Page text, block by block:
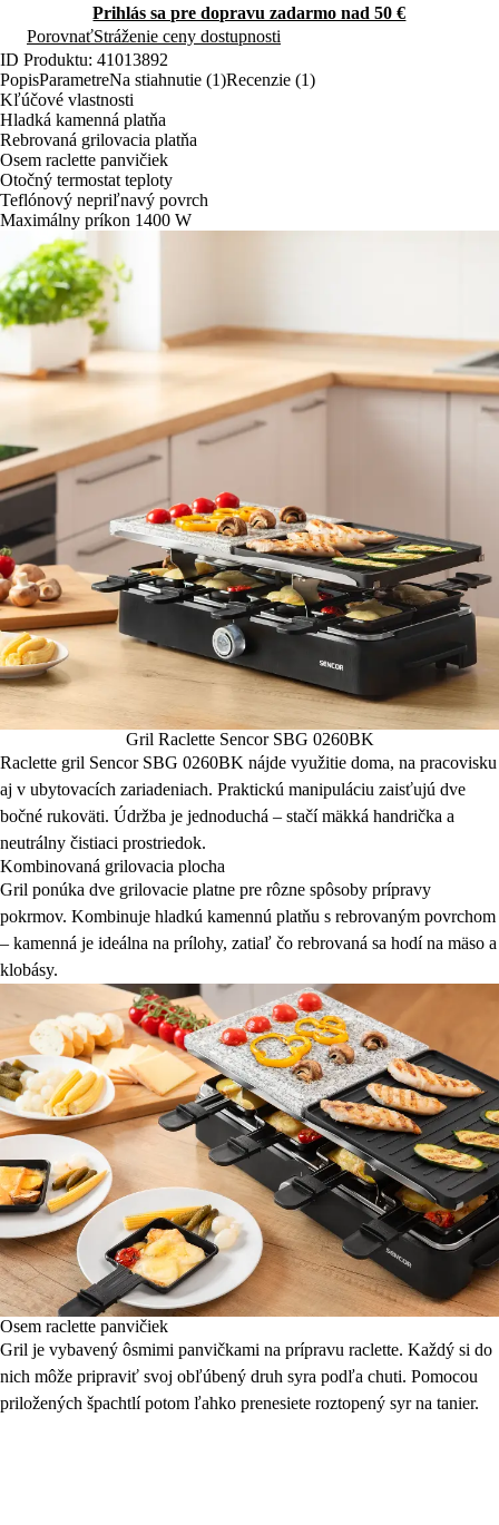
Prihlás sa pre dopravu zadarmo nad 50 €
PorovnaťStráženie ceny dostupnosti
ID Produktu: 41013892
PopisParametreNa stiahnutie (1)Recenzie (1)
Kľúčové vlastnosti
Hladká kamenná platňa
Rebrovaná grilovacia platňa
Osem raclette panvičiek
Otočný termostat teploty
Teflónový nepriľnavý povrch
Maximálny príkon 1400 W
Gril Raclette Sencor SBG 0260BK
Raclette gril Sencor SBG 0260BK nájde využitie doma, na pracovisku
aj v ubytovacích zariadeniach. Praktickú manipuláciu zaisťujú dve
bočné rukoväti. Údržba je jednoduchá – stačí mäkká handrička a
neutrálny čistiaci prostriedok.
Kombinovaná grilovacia plocha
Gril ponúka dve grilovacie platne pre rôzne spôsoby prípravy
pokrmov. Kombinuje hladkú kamennú platňu s rebrovaným povrchom
– kamenná je ideálna na prílohy, zatiaľ čo rebrovaná sa hodí na mäso a
klobásy.
Osem raclette panvičiek
Gril je vybavený ôsmimi panvičkami na prípravu raclette. Každý si do
nich môže pripraviť svoj obľúbený druh syra podľa chuti. Pomocou
priložených špachtlí potom ľahko prenesiete roztopený syr na tanier.